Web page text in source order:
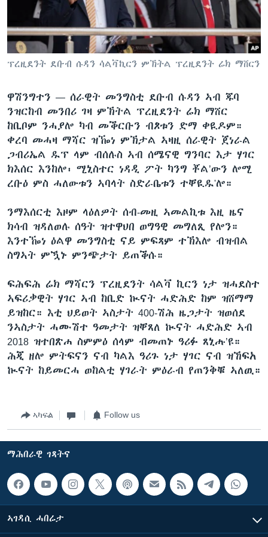
ቂሔ ጽልሚ
ቋንቋታት
ፕረዚደንት ደቡብ ሱዳን ሳልቫኪርን ምኽትል ፕረዚደንት ሬክ ማሸርን
ዋሽንግተን — ሰራዊት መንግስቲ ደቡብ ሱዳን ኣብ ጁባ
ንዝርከብ መንበሪ ገዛ ምኽትል ፕረዚደንት ሬክ ማሸር
ከቢቦም ንሓያሎ ካብ መቕርቡን ብጾቱን ድማ ቀዪዶም።
ቀረባ መሓዛ ማሻር ዝዀነ ምኽታል ኣዛዚ ሰራዊት ጀነራል
ጋብሪኤል ዱፕ ላም ብሰሉስ ኣብ ሰሜናዊ ግንባር እታ ሃገር
ክእሰር እንከሎ፡ ሚኒስተር ነዳዲ ፖት ካንግ ቾል’ውን ሎሚ
ረቡዕ ምስ ሓለውቱን ኣባላት ስድራቤቱን ተቐዪዱ'ሎ።
ንማእሰርቲ እዞም ላዕለዎት ሰብ-መዚ ኣመልኪቱ እዚ ዜና
ክሳብ ዝዳለወሉ ሰዓት ዝተዋህበ ወግዓዊ መግለጺ የሎን።
እንተዀነ ዕልዋ መንግስቲ ናይ ምፍጻም ተኽእሎ ብዝብል
ስግኣት ምዃኑ ምንጭታት ይጠቕሱ።
ፍሕፍሕ ሬክ ማሻርን ፕረዚደንት ሳልቫ ኪርን ነታ ዝሓደስተ
ኣፍሪቃዊት ሃገር ኣብ ከቢድ ኲናት ሓድሕድ ከም ዝሸማማ
ይዝከር። እቲ ህይወት ኣስታት 400-ሽሕ ዜጋታት ዝወሰደ
ንኣስታት ሓሙሽተ ዓመታት ዝቐጸለ ኲናት ሓድሕድ ኣብ
2018 ዝተበጽሐ ስምምዕ ሰላም ብመጠኑ ዓሪፉ ጸኒሑ’ዩ።
ሕጂ ዘሎ ምትፍናን ናብ ካልእ ዓሪጉ ነታ ሃገር ናብ ዝኸፍአ
ኲናት ከይመርሓ ወከልቲ ሃገራት ምዕራብ የጠንቅቑ ኣለዉ።
ኣካፍል Follow us
ማሕበራዊ ገጻትና
ኣገዳሲ ሓበሬታ